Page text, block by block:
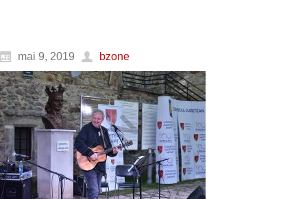
mai 9, 2019 bzone